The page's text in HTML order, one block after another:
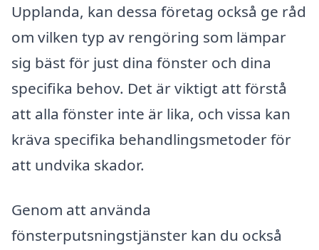
Upplanda, kan dessa företag också ge råd
om vilken typ av rengöring som lämpar
sig bäst för just dina fönster och dina
specifika behov. Det är viktigt att förstå
att alla fönster inte är lika, och vissa kan
kräva specifika behandlingsmetoder för
att undvika skador.
Genom att använda
fönsterputsningstjänster kan du också